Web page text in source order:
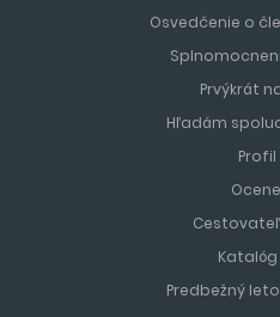
Osvedčenie o
Prvýkrát
Hľadám
Profil
Katalóg
Predbežný